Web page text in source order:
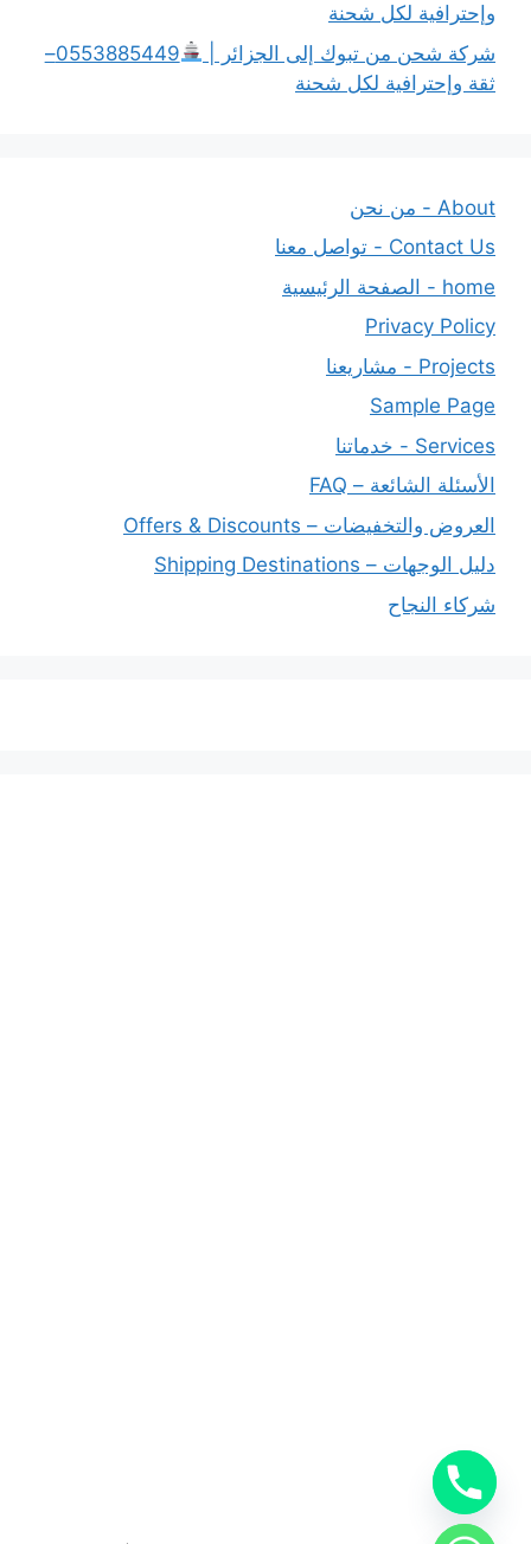
وإحترافية لكل شحنة
شركة شحن من تبوك إلى الجزائر |
0553885449–
ثقة وإحترافية لكل شحنة
About - من نحن
Contact Us - تواصل معنا
home - الصفحة الرئيسية
Privacy Policy
Projects - مشاريعنا
Sample Page
Services - خدماتنا
الأسئلة الشائعة – FAQ
العروض والتخفيضات – Offers & Discounts
دليل الوجهات – Shipping Destinations
شركاء النجاح
شحن دولي بجدة